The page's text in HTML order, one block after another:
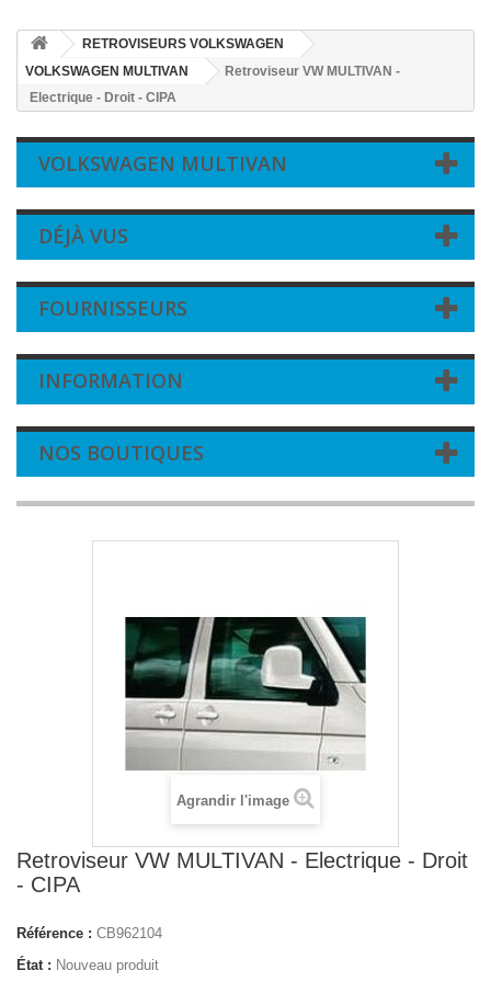
RETROVISEURS VOLKSWAGEN
VOLKSWAGEN MULTIVAN
Retroviseur VW MULTIVAN -
Electrique - Droit - CIPA
VOLKSWAGEN MULTIVAN
DÉJÀ VUS
FOURNISSEURS
INFORMATION
NOS BOUTIQUES
Agrandir l'image
Retroviseur VW MULTIVAN - Electrique - Droit
- CIPA
Référence : CB962104
État : Nouveau produit